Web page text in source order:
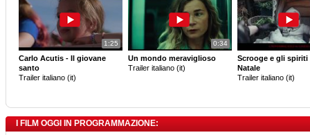
1:25
Carlo Acutis - Il giovane
santo
Trailer italiano (it)
0:34
Un mondo meraviglioso
Trailer italiano (it)
Scrooge e gli spiriti
Natale
Trailer italiano (it)
I FILM OGGI IN PROGRAMMAZIONE: